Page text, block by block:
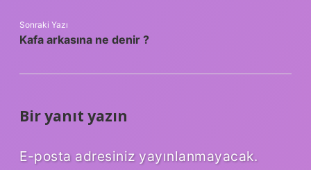
Sonraki Yazı
Kafa arkasına ne denir ?
Bir yanıt yazın
E-posta adresiniz yayınlanmayacak.